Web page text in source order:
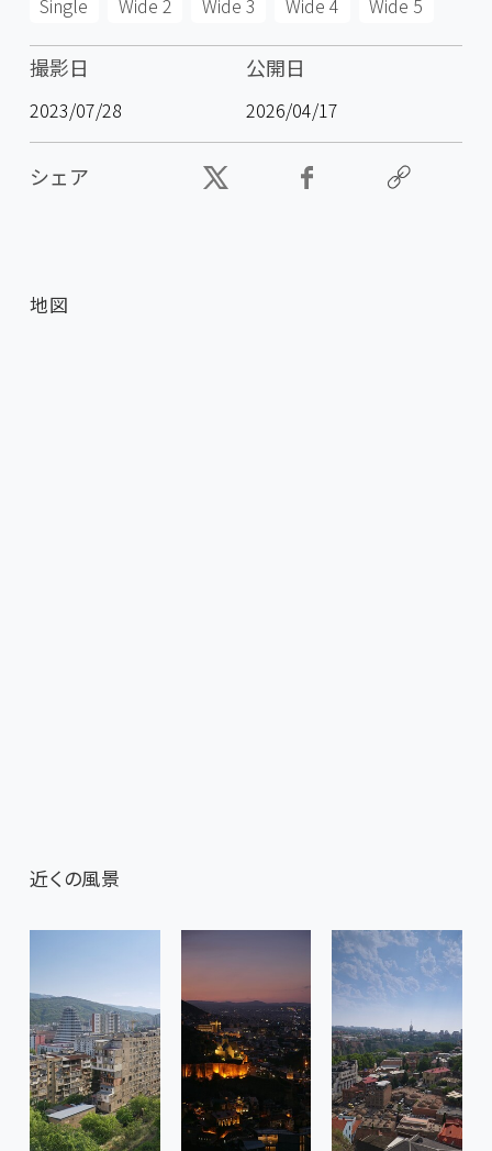
Single Wide 2 Wide 3 Wide 4 Wide 5
撮影日
2023/07/28
公開日
2026/04/17
シェア
地図
近くの風景